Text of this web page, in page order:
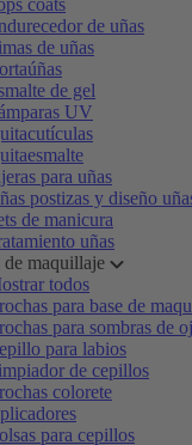
coats
de uñas
de uñas
de gel
UV
para uñas
postizas y diseño
de manicura
uñas
de maquillaje
todos
para base de
para sombras de
para labios
de cepillos
colorete
para cepillos